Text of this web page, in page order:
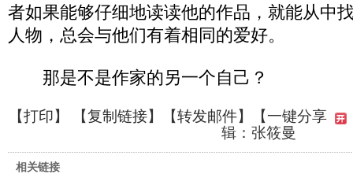
者如果能够仔细地读读他的作品，就能从中
人物，总会与他们有着相同的爱好。
那是不是作家的另一个自己？
【打印】 【复制链接】【转发邮件】
【一键分享
辑：张筱曼
相关链接